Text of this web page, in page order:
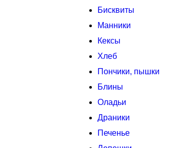
Бисквиты
Манники
Кексы
Хлеб
Пончики, пышки
Блины
Оладьи
Драники
Печенье